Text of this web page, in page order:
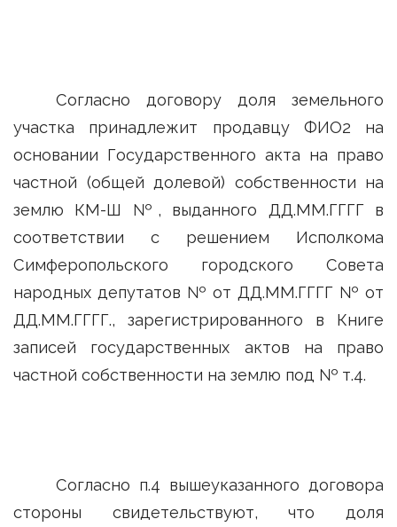
Согласно договору доля земельного
участка принадлежит продавцу ФИО2 на
основании Государственного акта на право
частной (общей долевой) собственности на
землю КМ-Ш №, выданного ДД.ММ.ГГГГ в
соответствии с решением Исполкома
Симферопольского городского Совета
народных депутатов № от ДД.ММ.ГГГГ № от
ДД.ММ.ГГГГ., зарегистрированного в Книге
записей государственных актов на право
частной собственности на землю под № т.4.
Согласно п.4 вышеуказанного договора
стороны свидетельствуют, что доля